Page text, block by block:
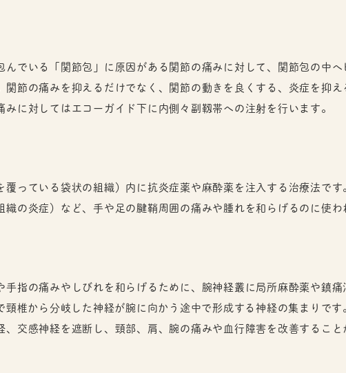
んでいる「関節包」に原因がある関節の痛みに対して、関節包の中
節の痛みを抑えるだけでなく、関節の動きを良くする、炎症を抑え
に対してはエコーガイド下に内側々副靱帯への注射を行います。
覆っている袋状の組織）内に抗炎症薬や麻酔薬を注入する治療法で
の炎症）など、手や足の腱鞘周囲の痛みや腫れを和らげるのに使わ
手指の痛みやしびれを和らげるために、腕神経叢に局所麻酔薬や鎮
頸椎から分岐した神経が腕に向かう途中で形成する神経の集まりで
交感神経を遮断し、頸部、肩、腕の痛みや血行障害を改善すること